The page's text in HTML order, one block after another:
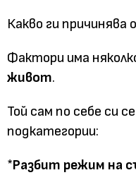
Какво ги причинява
Фактори има
живот.
Той сам по себе си
подкатегории:
*Разбит режим на